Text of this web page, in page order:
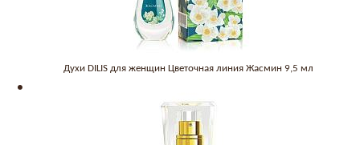
Духи DILIS для женщин Цветочная линия Жасмин 9,5 мл